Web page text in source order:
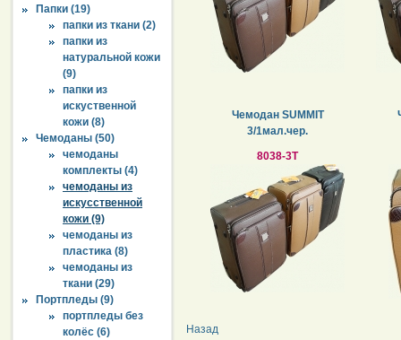
Папки (19)
папки из ткани (2)
папки из
натуральной кожи
(9)
папки из
искуственной
кожи (8)
Чемоданы (50)
чемоданы
комплекты (4)
чемоданы из
искусственной
кожи (9)
чемоданы из
пластика (8)
чемоданы из
ткани (29)
Портпледы (9)
портпледы без
колёс (6)
Чемодан SUMMIT
3/1мал.чер.
8038-3Т
Назад